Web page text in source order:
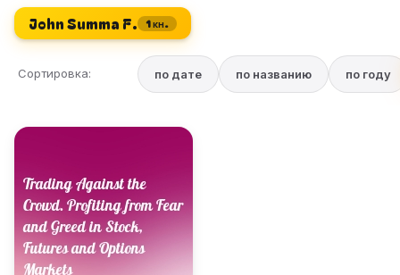
John Summa F. 1 кн.
Сортировка: по дате по названию по году